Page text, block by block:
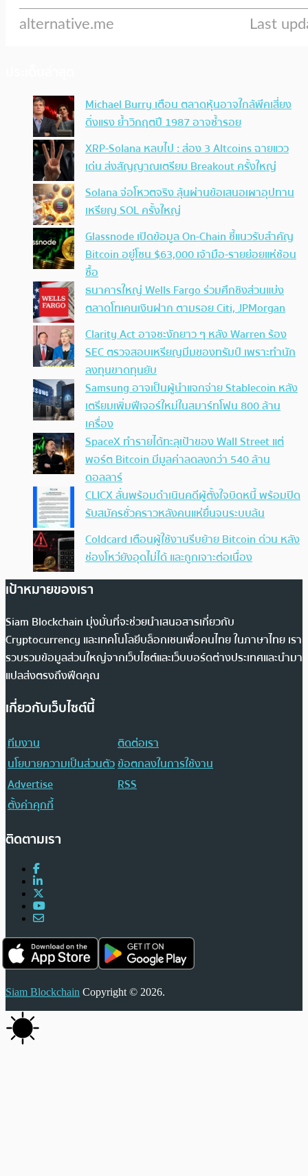
Michael Burry เตือน ตลาดหุ้นอาจใกล้พีคเสี่ยง
ดิ่งแรง ย้ำวิกฤตปี 1987 อาจซ้ำรอย
XRP-Solana หลบไป : ส่อง 3 Altcoins ฉายแวว
เด่น ส่งสัญญาณเตรียม Breakout ครั้งใหญ่
Solana จ่อโหวตจริง ลุ้นผ่านข้อเสนอเผาอุปทาน
เหรียญ SOL ครั้งใหญ่
Glassnode เปิดข้อมูล On-Chain ชี้แนวรับสำคัญ
Bitcoin อยู่โซน $63,000 เจ้ามือ-รายย่อยแห่ช้อน
ซื้อ
ธนาคารใหญ่ Wells Fargo ร่วมศึกชิงส่วนแบ่ง
ตลาดโทเคนเงินฝาก ตามรอย Citi, JPMorgan
Clarity Act อาจชะงักยาว ๆ หลัง Warren ร้อง
SEC ตรวจสอบเหรียญมีมของทรัมป์ เพราะทำนัก
ลงทุนขาดทุนยับ
Samsung อาจเป็นผู้นำแจกจ่าย Stablecoin หลัง
เตรียมเพิ่มฟีเจอร์ใหม่ในสมาร์ทโฟน 800 ล้าน
เครื่อง
SpaceX ทำรายได้ทะลุเป้าของ Wall Street แต่
พอร์ต Bitcoin มีมูลค่าลดลงกว่า 540 ล้าน
ดอลลาร์
CLICX ลั่นพร้อมดำเนินคดีผู้ตั้งใจบิดหนี้ พร้อมปิด
รับสมัครชั่วคราวหลังคนแห่ยื่นจนระบบล้น
Coldcard เตือนผู้ใช้งานรีบย้าย Bitcoin ด่วน หลัง
ช่องโหว่ยังอุดไม่ได้ และถูกเจาะต่อเนื่อง
เป้าหมายของเรา
Siam Blockchain มุ่งมั่นที่จะช่วยนำเสนอสารเกี่ยวกับ
Cryptocurrency และเทคโนโลยีบล็อกเชนเพื่อคนไทย ในภาษาไทย เรา
รวบรวมข้อมูลส่วนใหญ่จากเว็บไซต์และเว็บบอร์ดต่างประเทศและนำมา
แปลส่งตรงถึงฟีดคุณ
เกี่ยวกับเว็บไซต์นี้
ทีมงาน
ติดต่อเรา
นโยบายความเป็นส่วนตัวข้อตกลงในการใช้งาน
Advertise
RSS
ตั้งค่าคุกกี้
ติดตามเรา
Siam Blockchain Copyright © 2026.